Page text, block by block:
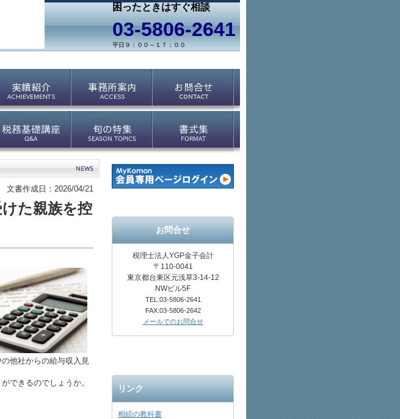
困ったときはすぐ相談
03-5806-2641
平日９：００～１７：００
文書作成日：2026/04/21
た親族を控
他社からの給与収入見
できるのでしょうか。
お問合せ
税理士法人YGP金子会計
〒110-0041
東京都台東区元浅草3-14-12
NWビル5F
TEL:03-5806-2641
FAX:03-5806-2642
メールでのお問合せ
リンク
相続の教科書